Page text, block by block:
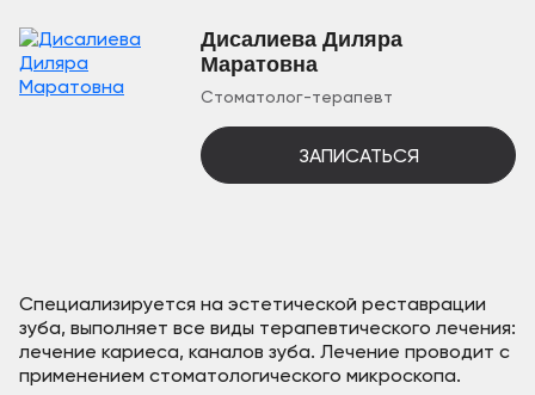
Дисалиева Диляра
Маратовна
Стоматолог-терапевт
ЗАПИСАТЬСЯ
Специализируется на эстетической реставрации
зуба, выполняет все виды терапевтического лечения:
лечение кариеса, каналов зуба. Лечение проводит с
применением стоматологического микроскопа.